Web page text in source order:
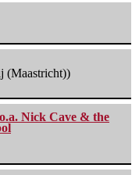
(Maastricht))
Nick Cave & the